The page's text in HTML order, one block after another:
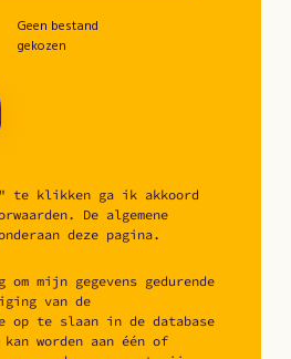
Geen bestand
gekozen
te klikken ga ik akkoord
De algemene
deze pagina.
om mijn gegevens gedurende
van de
te slaan in de database
worden aan één of